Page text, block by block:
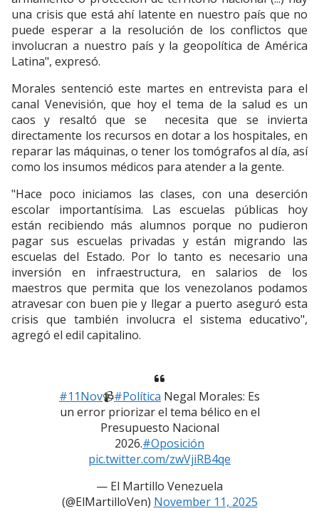
una crisis que está ahí latente en nuestro país que no
puede esperar a la resolución de los conflictos que
involucran a nuestro país y la geopolítica de América
Latina", expresó.
Morales sentenció este martes en entrevista para el
canal Venevisión, que hoy el tema de la salud es un
caos y resaltó que se necesita que se invierta
directamente los recursos en dotar a los hospitales, en
reparar las máquinas, o tener los tomógrafos al día, así
como los insumos médicos para atender a la gente.
"Hace poco iniciamos las clases, con una deserción
escolar importantísima. Las escuelas públicas hoy
están recibiendo más alumnos porque no pudieron
pagar sus escuelas privadas y están migrando las
escuelas del Estado. Por lo tanto es necesario una
inversión en infraestructura, en salarios de los
maestros que permita que los venezolanos podamos
atravesar con buen pie y llegar a puerto aseguró esta
crisis que también involucra el sistema educativo",
agregó el edil capitalino.
#11Nov📹#Política Negal Morales: Es
un error priorizar el tema bélico en el
Presupuesto Nacional
2026.#Oposición
pic.twitter.com/zwVjiRB4qe
— El Martillo Venezuela
(@ElMartilloVen) November 11, 2025